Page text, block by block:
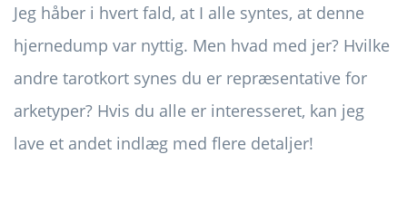
Jeg håber i hvert fald, at I alle syntes, at denne
hjernedump var nyttig. Men hvad med jer? Hvilke
andre tarotkort synes du er repræsentative for
arketyper? Hvis du alle er interesseret, kan jeg
lave et andet indlæg med flere detaljer!